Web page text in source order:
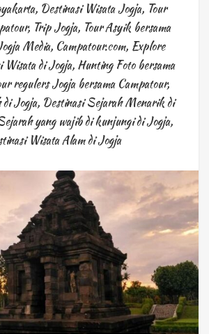
, Destinasi Wisata Jogja, Tour
, Trip Jogja, Tour Asyik bersama
Media, Campatour.com, Explore
Wisata di Jogja, Hunting Foto bersama
regulers Jogja bersama Campatour,
Jogja, Destinasi Sejarah Menarik di
yang wajib di kunjungi di Jogja,
Wisata Alam di Jogja